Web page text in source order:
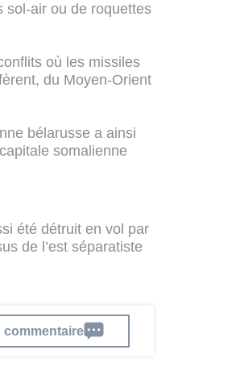
sol-air ou de roquettes
où les missiles
du Moyen-Orient
bélarusse a ainsi
somalienne
été détruit en vol par
de l’est séparatiste
commentaire